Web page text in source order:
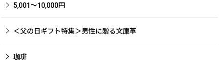
5,001〜10,000円
＜父の日ギフト特集＞男性に贈る文庫革
珈琲